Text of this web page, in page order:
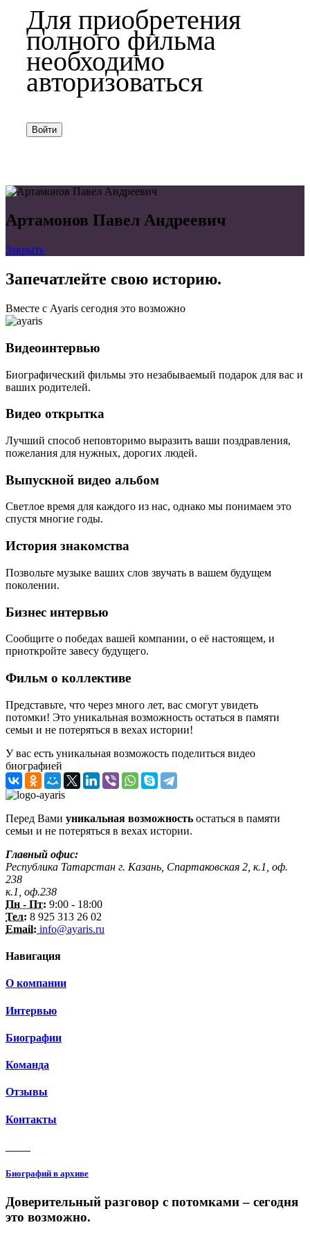
Для приобретения
полного фильма
необходимо
авторизоваться
Войти
Артамонов Павел Андреевич
Закрыть
Запечатлейте свою историю.
Вместе с Ayaris сегодня это возможно
Видеоинтервью
Биографический фильмы это незабываемый подарок для вас и
ваших родителей.
Видео открытка
Лучший способ неповторимо выразить ваши поздравления,
пожелания для нужных, дорогих людей.
Выпускной видео альбом
Светлое время для каждого из нас, однако мы понимаем это
спустя многие годы.
История знакомства
Позвольте музыке ваших слов звучать в вашем будущем
поколении.
Бизнес интервью
Сообщите о победах вашей компании, о её настоящем, и
приоткройте завесу будущего.
Фильм о коллективе
Представьте, что через много лет, вас смогут увидеть
потомки! Это уникальная возможность остаться в памяти
семьи и не потеряться в вехах истории!
У вас есть уникальная возможость поделиться видео
биографией
Перед Вами уникальная возможность остаться в памяти
семьи и не потеряться в вехах истории.
Главный офис:
Республика Татарстан г. Казань, Спартаковская 2, к.1, оф.
238
к.1, оф.238
Пн - Пт: 9:00 - 18:00
Тел: 8 925 313 26 02
Email: info@ayaris.ru
Навигация
О компании
Интервью
Биографии
Команда
Отзывы
Контакты
Биографий в архиве
Доверительный разговор с потомками – сегодня
это возможно.